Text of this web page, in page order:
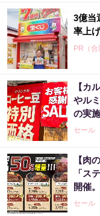
3億当
率上
PR（合
【カ
やル
の実
セール
【肉
「ス
開催。
セール